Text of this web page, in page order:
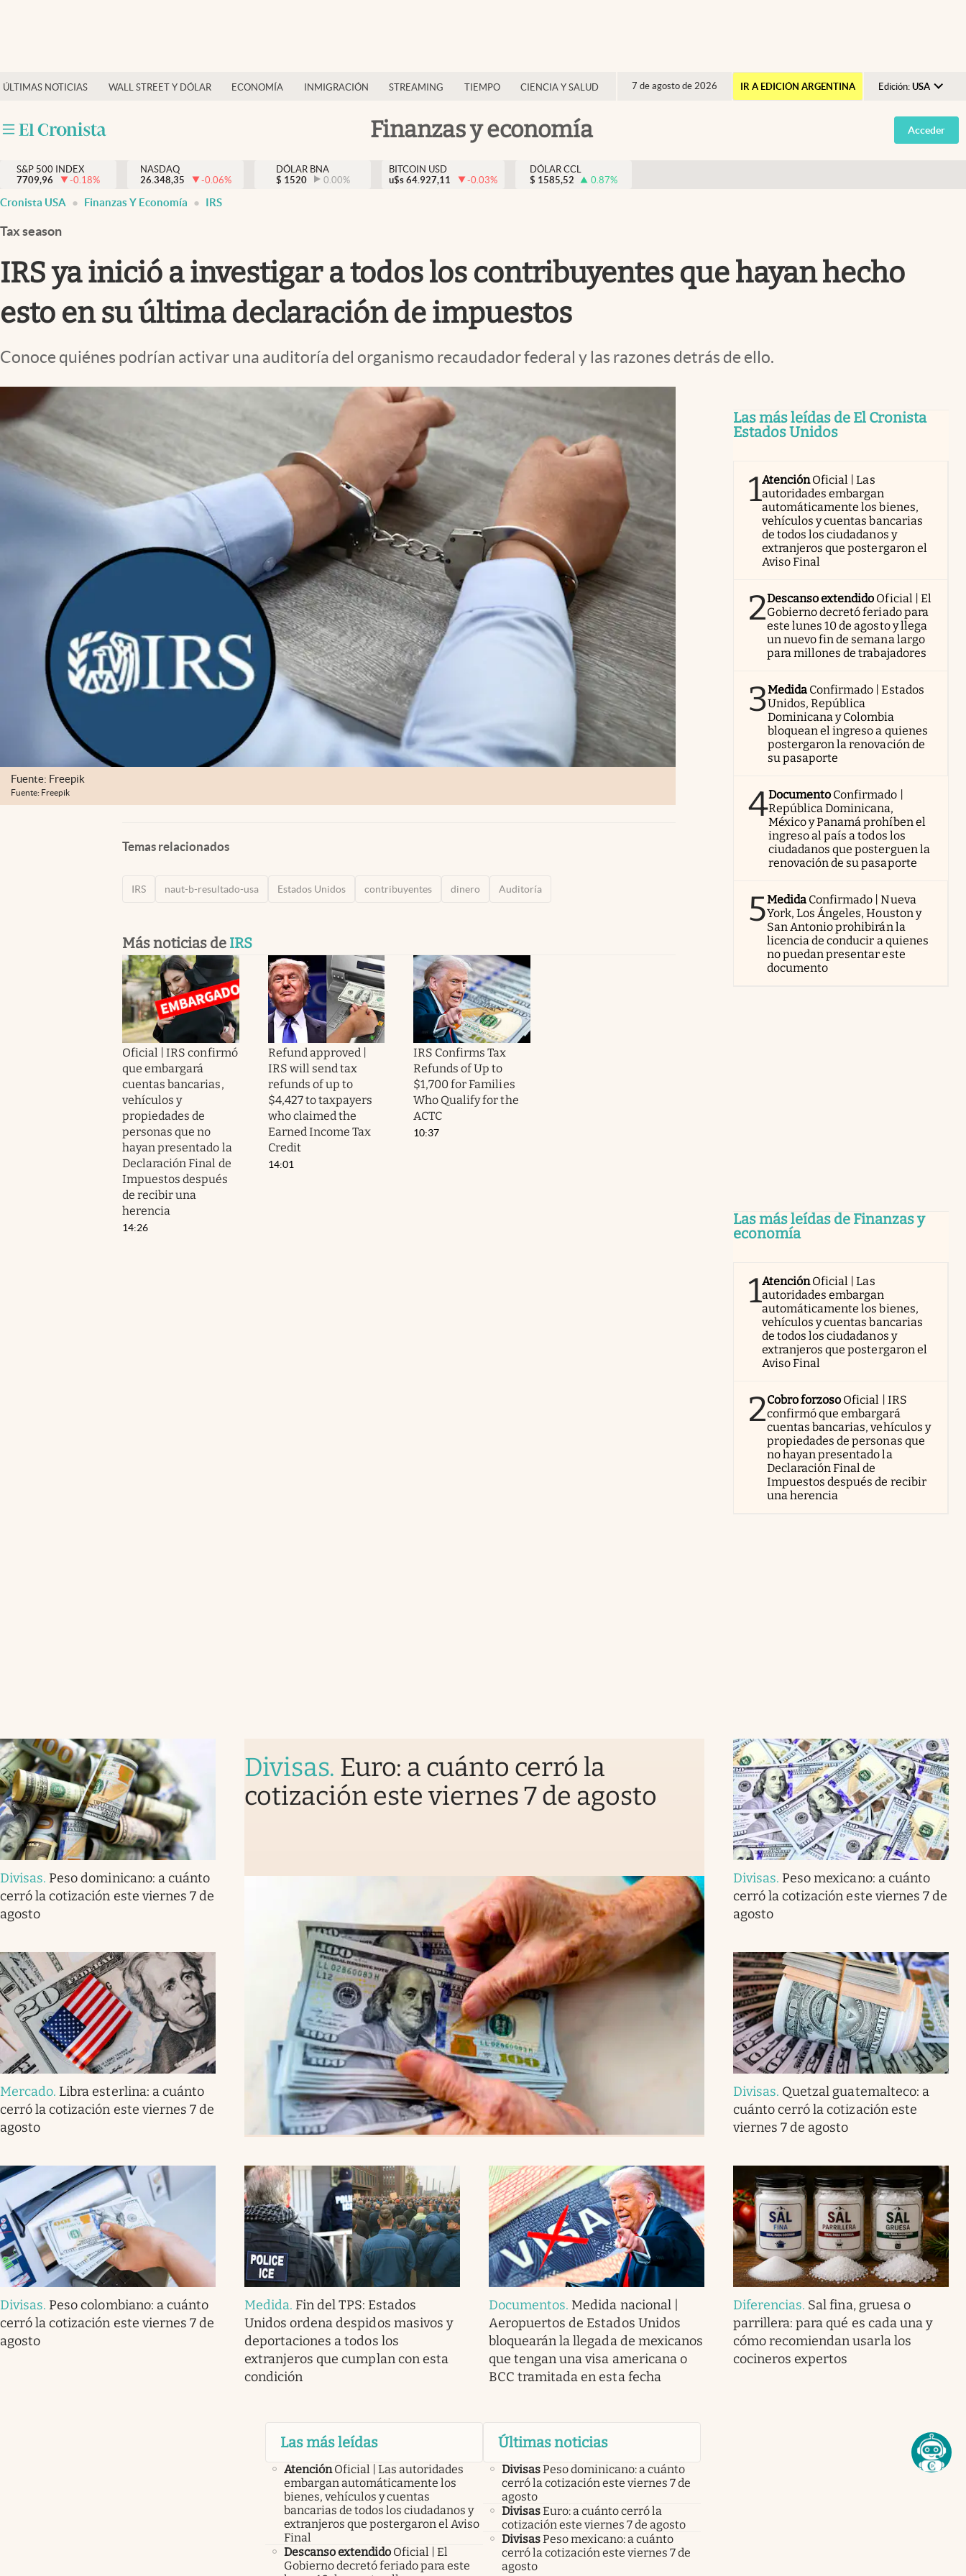
ÚLTIMAS NOTICIAS WALL STREET Y DÓLAR ECONOMÍA INMIGRACIÓN STREAMING TIEMPO CIENCIA Y SALUD 7 de agosto de 2026 IR A EDICIÓN ARGENTINA Edición: USA
Argentina
España
Finanzas y economía
Finanzas y economía
Inmigración
Trending
Streaming
PC y mobile
Acceder
S&P 500 INDEX
7709,96
-0.18%
NASDAQ
26.348,35
-0.06%
DÓLAR BNA
$ 1520 0.00%
BITCOIN USD
u$s 64.927,11 -0.03%
DÓLAR CCL
$ 1585,52 0.87%
Cronista USA Finanzas Y Economía IRS
Tax season
IRS ya inició a investigar a todos los contribuyentes que hayan hecho
esto en su última declaración de impuestos
Conoce quiénes podrían activar una auditoría del organismo recaudador federal y las razones detrás de ello.
Fuente: Freepik
Fuente: Freepik
Temas relacionados
IRS naut-b-resultado-usa Estados Unidos contribuyentes dinero Auditoría
Más noticias de IRS
Oficial | IRS confirmó
que embargará
cuentas bancarias,
vehículos y
propiedades de
personas que no
hayan presentado la
Declaración Final de
Impuestos después
de recibir una
herencia
14:26
Refund approved |
IRS will send tax
refunds of up to
$4,427 to taxpayers
who claimed the
Earned Income Tax
Credit
14:01
IRS Confirms Tax
Refunds of Up to
$1,700 for Families
Who Qualify for the
ACTC
10:37
Las más leídas de El Cronista
Estados Unidos
1AtenciónOficial | Las
autoridades embargan
automáticamente los bienes,
vehículos y cuentas bancarias
de todos los ciudadanos y
extranjeros que postergaron el
Aviso Final
2Descanso extendido Oficial | El
Gobierno decretó feriado para
este lunes 10 de agosto y llega
un nuevo fin de semana largo
para millones de trabajadores
3Medida Confirmado | Estados
Unidos, República
Dominicana y Colombia
bloquean el ingreso a quienes
postergaron la renovación de
su pasaporte
4Documento Confirmado |
República Dominicana,
México y Panamá prohíben el
ingreso al país a todos los
ciudadanos que posterguen la
renovación de su pasaporte
5Medida Confirmado | Nueva
York, Los Ángeles, Houston y
San Antonio prohibirán la
licencia de conducir a quienes
no puedan presentar este
documento
Las más leídas de Finanzas y
economía
1AtenciónOficial | Las
autoridades embargan
automáticamente los bienes,
vehículos y cuentas bancarias
de todos los ciudadanos y
extranjeros que postergaron el
Aviso Final
2Cobro forzoso Oficial | IRS
confirmó que embargará
cuentas bancarias, vehículos y
propiedades de personas que
no hayan presentado la
Declaración Final de
Impuestos después de recibir
una herencia
Divisas. Peso dominicano: a cuánto
cerró la cotización este viernes 7 de
agosto
Divisas. Euro: a cuánto cerró la
cotización este viernes 7 de agosto
Divisas. Peso mexicano: a cuánto
cerró la cotización este viernes 7 de
agosto
Mercado. Libra esterlina: a cuánto
cerró la cotización este viernes 7 de
agosto
Divisas. Quetzal guatemalteco: a
cuánto cerró la cotización este
viernes 7 de agosto
Divisas. Peso colombiano: a cuánto
cerró la cotización este viernes 7 de
agosto
Medida. Fin del TPS: Estados
Unidos ordena despidos masivos y
deportaciones a todos los
extranjeros que cumplan con esta
condición
Documentos. Medida nacional |
Aeropuertos de Estados Unidos
bloquearán la llegada de mexicanos
que tengan una visa americana o
BCC tramitada en esta fecha
Diferencias. Sal fina, gruesa o
parrillera: para qué es cada una y
cómo recomiendan usarla los
cocineros expertos
Las más leídas
Atención Oficial | Las autoridades
embargan automáticamente los
bienes, vehículos y cuentas
bancarias de todos los ciudadanos y
extranjeros que postergaron el Aviso
Final
Descanso extendido Oficial | El
Gobierno decretó feriado para este
Últimas noticias
DivisasPeso dominicano: a cuánto
cerró la cotización este viernes 7 de
agosto
DivisasEuro: a cuánto cerró la
cotización este viernes 7 de agosto
DivisasPeso mexicano: a cuánto
cerró la cotización este viernes 7 de
agosto